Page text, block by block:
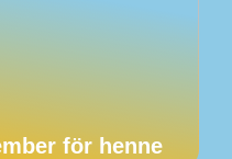
för henne